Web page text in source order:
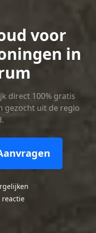
voor
in
direct 100% gratis
gezocht uit de regio
reactie